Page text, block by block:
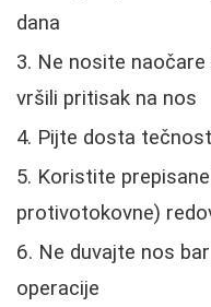
dana
Ne nosite
vršili pritisak na nos
Pijte dosta
Koristite
protivotokovne)
Ne duvajte nos
operacije